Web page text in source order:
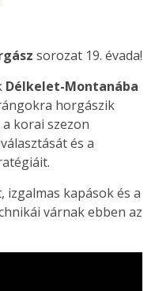
sorozat 19. évada!
Délkelet-Montanába
horgászik
korai szezon
és a
kapások és a
várnak ebben az